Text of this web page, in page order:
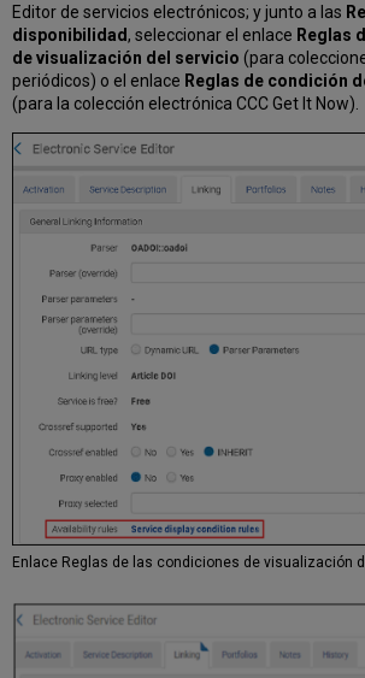
Editor de servicios electrónicos; y junto a las
disponibilidad, seleccionar el enlace Reglas
de visualización del servicio (para
periódicos) o el enlace Reglas de condición
(para la colección electrónica CCC Get It Now).
Enlace Reglas de las condiciones de visualización